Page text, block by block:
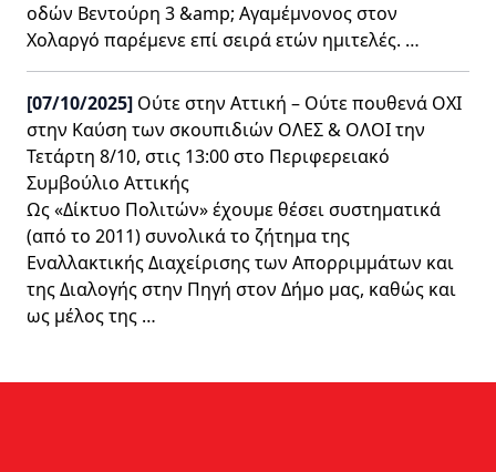
οδών Βεντούρη 3 &amp; Αγαμέμνονος στον
Χολαργό παρέμενε επί σειρά ετών ημιτελές. …
[07/10/2025] Ούτε στην Αττική – Ούτε πουθενά OXΙ
στην Καύση των σκουπιδιών ΟΛΕΣ & ΟΛΟΙ την
Τετάρτη 8/10, στις 13:00 στο Περιφερειακό
Συμβούλιο Αττικής
Ως «Δίκτυο Πολιτών» έχουμε θέσει συστηματικά
(από το 2011) συνολικά το ζήτημα της
Εναλλακτικής Διαχείρισης των Απορριμμάτων και
της Διαλογής στην Πηγή στον Δήμο μας, καθώς και
ως μέλος της …